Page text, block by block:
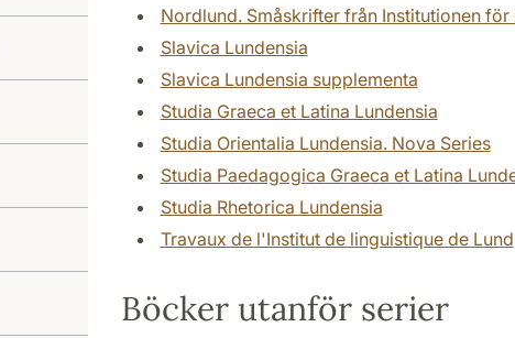
Nordlund. Småskrifter från Institutionen
Slavica Lundensia
Slavica Lundensia supplementa
Studia Graeca et Latina Lundensia
Studia Orientalia Lundensia. Nova Series
Studia Paedagogica Graeca et Latina
Studia Rhetorica Lundensia
Travaux de l'Institut de linguistique de Lund
Böcker utanför serier